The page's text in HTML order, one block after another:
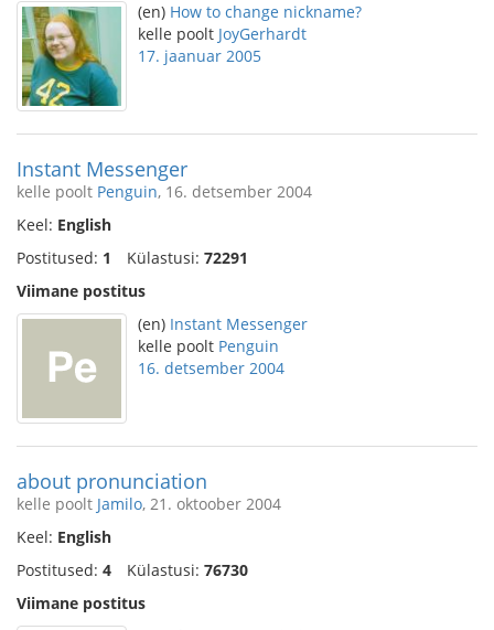
(en) How to change nickname?
kelle poolt JoyGerhardt
17. jaanuar 2005
Instant Messenger
kelle poolt Penguin, 16. detsember 2004
Keel: English
Postitused: 1 Külastusi: 72291
Viimane postitus
(en) Instant Messenger
kelle poolt Penguin
16. detsember 2004
about pronunciation
kelle poolt Jamilo, 21. oktoober 2004
Keel: English
Postitused: 4 Külastusi: 76730
Viimane postitus